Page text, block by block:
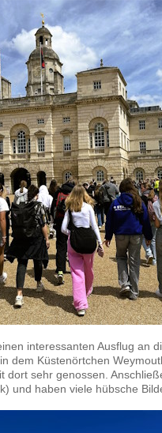
interessanten Ausflug an
dem Küstenörtchen
dort sehr genossen.
und haben viele hübsche